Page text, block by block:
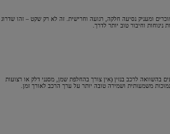
ומעניק נסיעה חלקה, רגועה וחרישית. זה לא רק שקט – זהו שדרוג
וחיבור טוב יותר לדרך.
בהשוואה לרכב בנזין (אין צורך בהחלפת שמן, מסנני דלק או רצועות
משמעותית ושמירה טובה יותר על ערך הרכב לאורך זמן.